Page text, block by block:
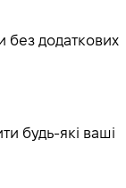
без додаткових
будь-які ваші